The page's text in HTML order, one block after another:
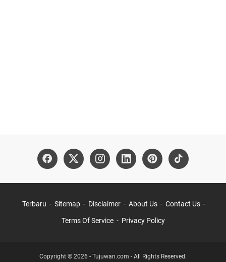
Terbaru Sitemap Disclaimer About Us Contact Us
Terms Of Service Privacy Policy
Copyright © 2026 - Tujuwan.com - All Rights Reserved.